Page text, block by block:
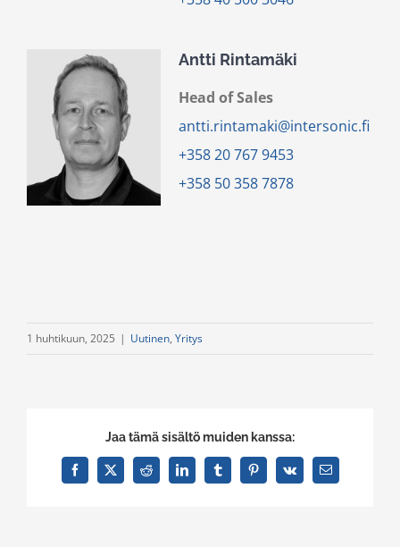
Antti Rintamäki
Head of Sales
antti.rintamaki@intersonic.fi
+358 20 767 9453
+358 50 358 7878
1 huhtikuun, 2025 | Uutinen, Yritys
Jaa tämä sisältö muiden kanssa:
Facebook
X Reddit LinkedInTumblrPinterest
Vk Email